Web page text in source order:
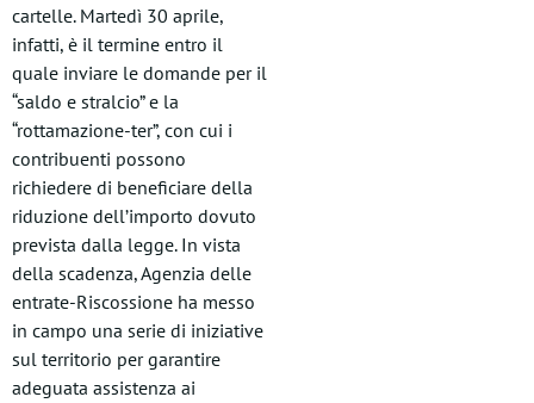
cartelle. Martedì 30 aprile,
infatti, è il termine entro il
quale inviare le domande per il
“saldo e stralcio” e la
“rottamazione-ter”, con cui i
contribuenti possono
richiedere di beneficiare della
riduzione dell’importo dovuto
prevista dalla legge. In vista
della scadenza, Agenzia delle
entrate-Riscossione ha messo
in campo una serie di iniziative
sul territorio per garantire
adeguata assistenza ai